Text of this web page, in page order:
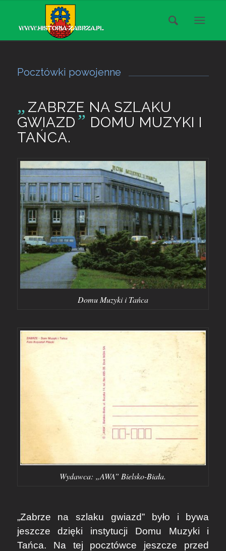
Pocztówki powojenne
„ ZABRZE NA SZLAKU
GWIAZD ” DOMU MUZYKI I
TAŃCA.
Domu Muzyki i Tańca
Wydawca: „AWA” Bielsko-Biała.
„Zabrze na szlaku gwiazd” było i bywa
jeszcze dzięki instytucji Domu Muzyki i
Tańca. Na tej pocztówce jeszcze przed